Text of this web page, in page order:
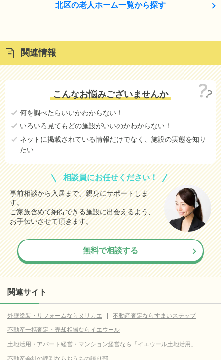
北区の老人ホーム一覧から探す
関連情報
こんなお悩みございませんか
何を調べたらいいかわからない！
いろいろ見てもどの施設がいいのかわからない！
ネットに掲載されている情報だけでなく、施設の実態を知り
たい！
相談員にお任せください！
事前相談から入居まで、親身にサポートしま
す。
ご家族含めて納得できる施設に出会えるよう、
お手伝いさせて頂きます。
無料で相談する
関連サイト
外壁塗装・リフォームならヌリカエ
不動産査定ならすまいステップ
不動産一括査定・売却相場ならイエウール
土地活用・アパート経営・マンション経営なら「イエウール土地活用」
不動産会社の評判ならおうちの語り部